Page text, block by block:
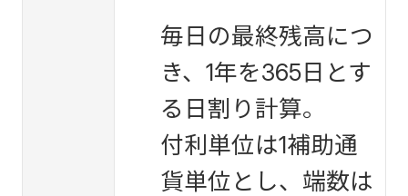
毎日の最終残高につ
き、1年を365日とす
る日割り計算。
付利単位は1補助通
貨単位とし、端数は